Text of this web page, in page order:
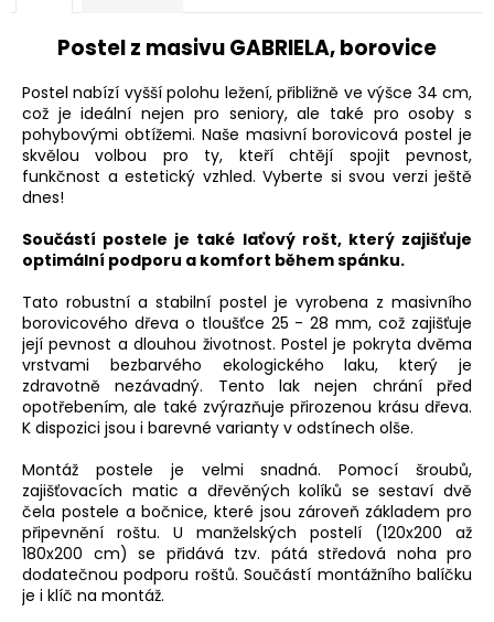
Postel z masivu GABRIELA, borovice
Postel nabízí vyšší polohu ležení, přibližně ve výšce 34 cm,
což je ideální nejen pro seniory, ale také pro osoby s
pohybovými obtížemi. Naše masivní borovicová postel je
skvělou volbou pro ty, kteří chtějí spojit pevnost,
funkčnost a estetický vzhled. Vyberte si svou verzi ještě
dnes!
Součástí postele je také laťový rošt, který zajišťuje
optimální podporu a komfort během spánku.
Tato robustní a stabilní postel je vyrobena z masivního
borovicového dřeva o tloušťce 25 - 28 mm, což zajišťuje
její pevnost a dlouhou životnost. Postel je pokryta dvěma
vrstvami bezbarvého ekologického laku, který je
zdravotně nezávadný. Tento lak nejen chrání před
opotřebením, ale také zvýrazňuje přirozenou krásu dřeva.
K dispozici jsou i barevné varianty v odstínech olše.
Montáž postele je velmi snadná. Pomocí šroubů,
zajišťovacích matic a dřevěných kolíků se sestaví dvě
čela postele a bočnice, které jsou zároveň základem pro
připevnění roštu. U manželských postelí (120x200 až
180x200 cm) se přidává tzv. pátá středová noha pro
dodatečnou podporu roštů. Součástí montážního balíčku
je i klíč na montáž.